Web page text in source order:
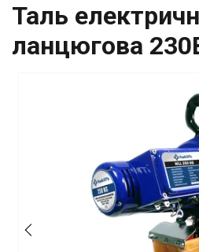
Таль
ланцюгова